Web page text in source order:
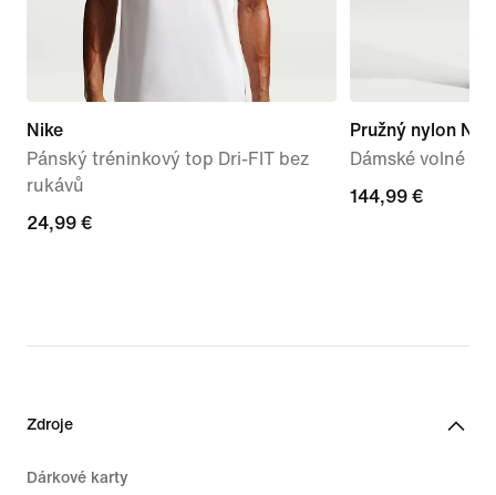
Nike
Pánský tréninkový top Dri-FIT bez
rukávů
24,99 €
24,99 €
Pružný nylon
Dámské volné
144,99 €
144,99 €
Zdroje
Dárkové karty